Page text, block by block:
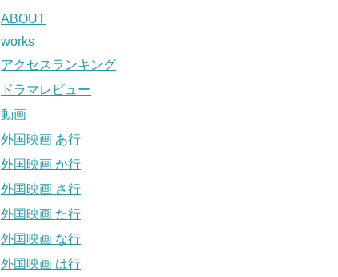
ABOUT
works
アクセスランキング
ドラマレビュー
動画
外国映画 あ行
外国映画 か行
外国映画 さ行
外国映画 た行
外国映画 な行
外国映画 は行